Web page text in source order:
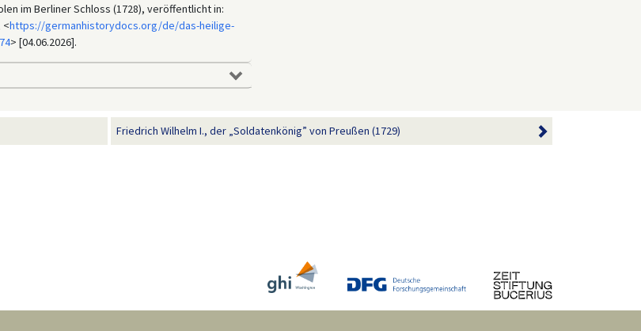
im Berliner Schloss (1728), veröffentlicht in:
<https://germanhistorydocs.org/de/das-heilige-
> [04.06.2026].
Friedrich Wilhelm I., der „Soldatenkönig” von Preußen (1729)